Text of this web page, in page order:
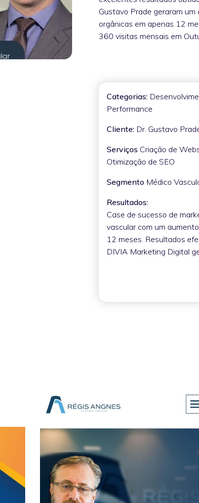
Gustavo Prade geraram
orgânicas em apenas 12
360 visitas mensais em
Categorias:
Performance
Cliente: Dr. Gustavo
Serviços Criação de
Otimização de SEO
Segmento Médico
Resultados:
Case de sucesso de
vascular com um
12 meses. Resultados
DIVIA Marketing Digital